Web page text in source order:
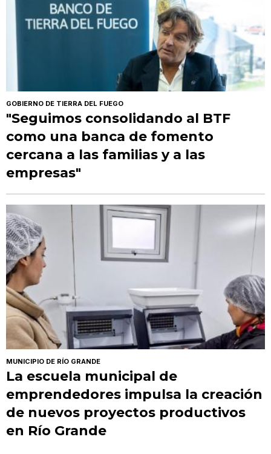
GOBIERNO DE TIERRA DEL FUEGO
"Seguimos consolidando al BTF
como una banca de fomento
cercana a las familias y a las
empresas"
MUNICIPIO DE RÍO GRANDE
La escuela municipal de
emprendedores impulsa la creación
de nuevos proyectos productivos
en Río Grande